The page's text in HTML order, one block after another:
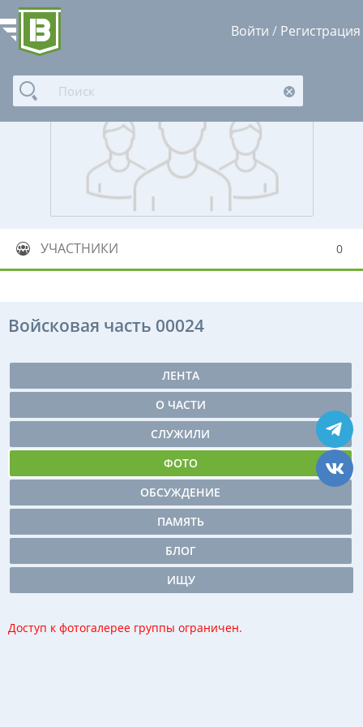
Войти / Регистрация
УЧАСТНИКИ 0
Войсковая часть 00024
ЛЕНТА
О ЧАСТИ
СЛУЖИЛИ
ФОТО
ОБСУЖДЕНИЕ
ПАМЯТЬ
БЛОГ
ИЩУ
Доступ к фотогалерее группы ограничен.